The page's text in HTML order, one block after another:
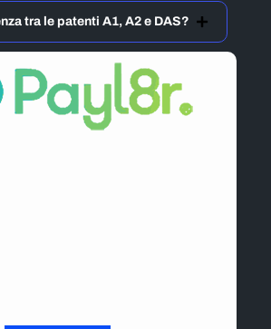
tra le patenti A1, A2 e DAS?